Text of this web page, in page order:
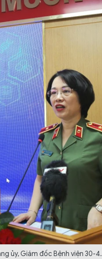
ủy, Giám đốc Bệnh viện 30-4.